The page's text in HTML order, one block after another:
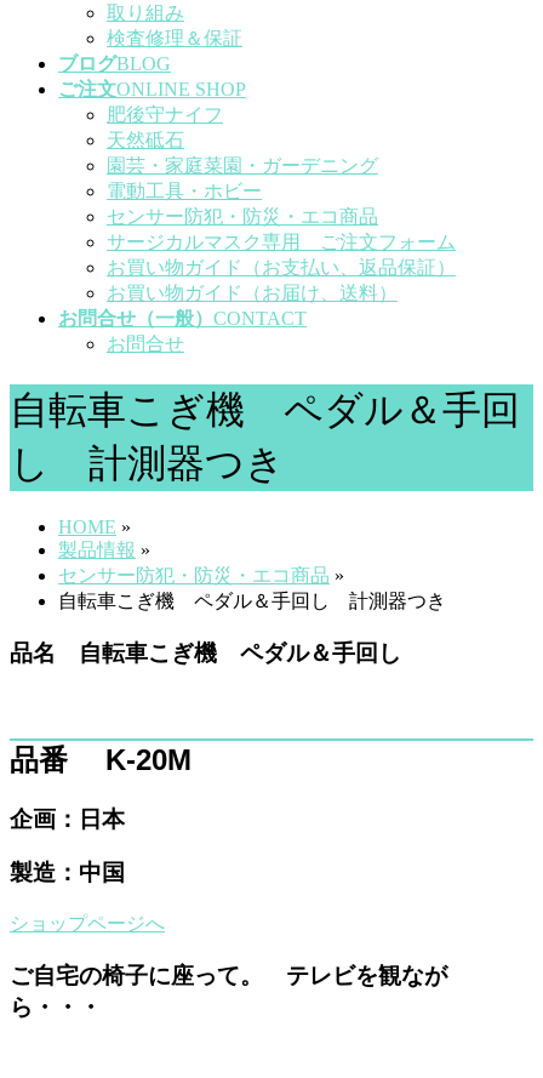
取り組み
検査修理＆保証
ブログBLOG
ご注文ONLINE SHOP
肥後守ナイフ
天然砥石
園芸・家庭菜園・ガーデニング
電動工具・ホビー
センサー防犯・防災・エコ商品
サージカルマスク専用 ご注文フォーム
お買い物ガイド（お支払い、返品保証）
お買い物ガイド（お届け、送料）
お問合せ（一般） CONTACT
お問合せ
自転車こぎ機 ペダル＆手回
し 計測器つき
HOME »
製品情報 »
センサー防犯・防災・エコ商品 »
自転車こぎ機 ペダル＆手回し 計測器つき
品名 自転車こぎ機 ペダル＆手回し
品番 K-20M
企画：日本
製造：中国
ショップページへ
ご自宅の椅子に座って。 テレビを観なが
ら・・・